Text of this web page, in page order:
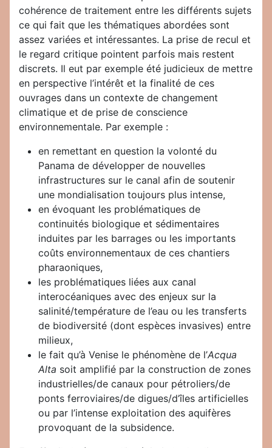
cohérence de traitement entre les différents sujets
ce qui fait que les thématiques abordées sont
assez variées et intéressantes. La prise de recul et
le regard critique pointent parfois mais restent
discrets. Il eut par exemple été judicieux de mettre
en perspective l’intérêt et la finalité de ces
ouvrages dans un contexte de changement
climatique et de prise de conscience
environnementale. Par exemple :
en remettant en question la volonté du
Panama de développer de nouvelles
infrastructures sur le canal afin de soutenir
une mondialisation toujours plus intense,
en évoquant les problématiques de
continuités biologique et sédimentaires
induites par les barrages ou les importants
coûts environnementaux de ces chantiers
pharaoniques,
les problématiques liées aux canal
interocéaniques avec des enjeux sur la
salinité/température de l’eau ou les transferts
de biodiversité (dont espèces invasives) entre
milieux,
le fait qu’à Venise le phénomène de l’Acqua
Alta soit amplifié par la construction de zones
industrielles/de canaux pour pétroliers/de
ponts ferroviaires/de digues/d’îles artificielles
ou par l’intense exploitation des aquifères
provoquant de la subsidence.